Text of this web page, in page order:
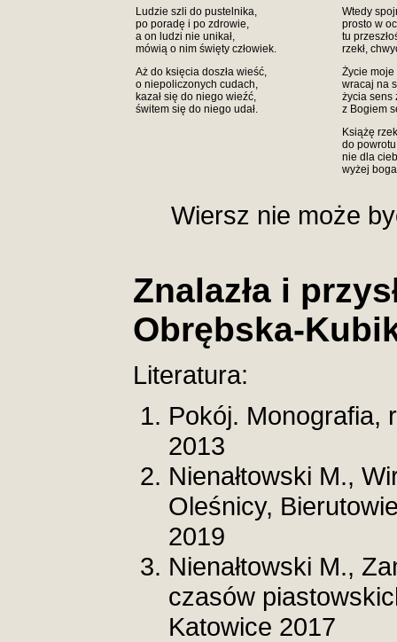
Ludzie szli do pustelnika,
po poradę i po zdrowie,
a on ludzi nie unikał,
mówią o nim święty człowiek.
Aż do księcia doszła wieść,
o niepoliczonych cudach,
kazał się do niego wieźć,
świtem się do niego udał.
Wtedy
prosto w
tu
rzekł,
Życie moje
wracaj na
życia sens
z Bogiem
Książę
do
nie dla
wyżej
Wiersz nie może
Znalazła i
Obrębska-
Literatura:
Pokój. Monografia,
2013
Nienałtowski M.,
Oleśnicy,
2019
Nienałtowski M.,
czasów
Katowice 2017